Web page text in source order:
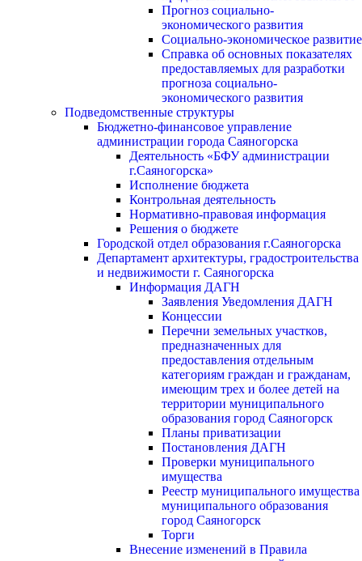
Прогноз социально-
экономического развития
Социально-экономическое развитие
Справка об основных показателях
предоставляемых для разработки
прогноза социально-
экономического развития
Подведомственные структуры
Бюджетно-финансовое управление
администрации города Саяногорска
Деятельность «БФУ администрации
г.Саяногорска»
Исполнение бюджета
Контрольная деятельность
Нормативно-правовая информация
Решения о бюджете
Городской отдел образования г.Саяногорска
Департамент архитектуры, градостроительства
и недвижимости г. Саяногорска
Информация ДАГН
Заявления Уведомления ДАГН
Концессии
Перечни земельных участков,
предназначенных для
предоставления отдельным
категориям граждан и гражданам,
имеющим трех и более детей на
территории муниципального
образования город Саяногорск
Планы приватизации
Постановления ДАГН
Проверки муниципального
имущества
Реестр муниципального имущества
муниципального образования
город Саяногорск
Торги
Внесение изменений в Правила